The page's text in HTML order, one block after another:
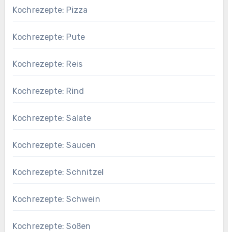
Kochrezepte: Pizza
Kochrezepte: Pute
Kochrezepte: Reis
Kochrezepte: Rind
Kochrezepte: Salate
Kochrezepte: Saucen
Kochrezepte: Schnitzel
Kochrezepte: Schwein
Kochrezepte: Soßen